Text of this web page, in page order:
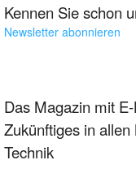
Kennen Sie schon
Newsletter abonnieren
Das Magazin mit
Zukünftiges in
Technik